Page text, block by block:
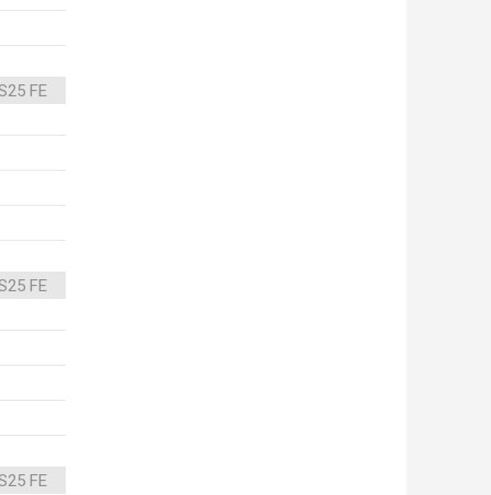
FE
FE
FE